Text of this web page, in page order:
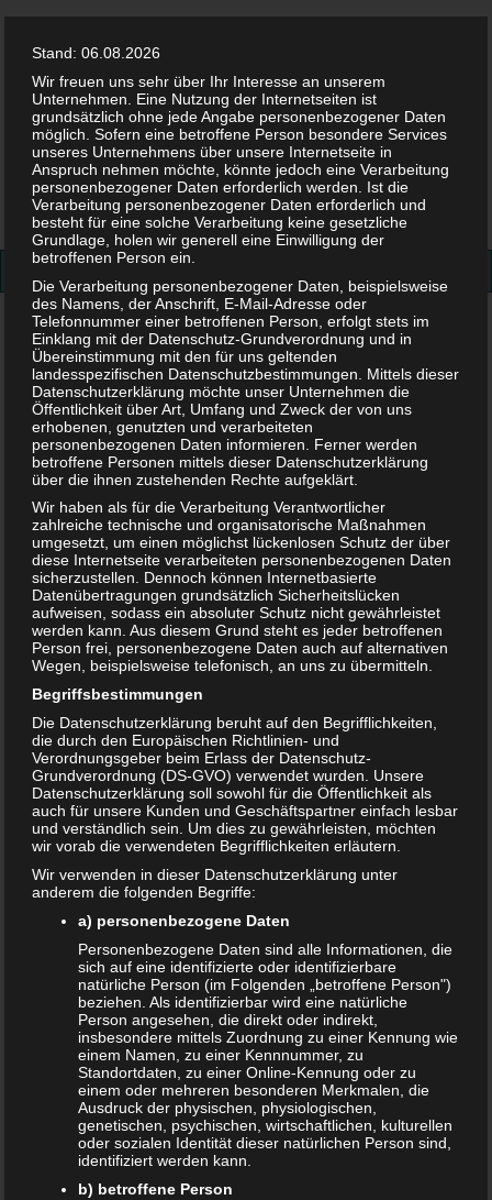
Facebook
Twitter
Suchen
nach:
Wadenkrampf in der Schwangerschaft
Wadenkrampf in der
Schwangerschaft
23. JULI 2018
Bewertung:
Share Post Save
T
i
Redakteur:admin1
Auch interessant:
Beitragsnavigation
← Wadenkrampf in der Schwangerschaft
Schreibe einen Kommentar
Stand: 06.08.2026
Wir freuen uns sehr über Ihr Interesse an unserem
Unternehmen. Eine Nutzung der Internetseiten ist
grundsätzlich ohne jede Angabe personenbezogener Daten
möglich. Sofern eine betroffene Person besondere Services
unseres Unternehmens über unsere Internetseite in
Anspruch nehmen möchte, könnte jedoch eine Verarbeitung
personenbezogener Daten erforderlich werden. Ist die
Verarbeitung personenbezogener Daten erforderlich und
besteht für eine solche Verarbeitung keine gesetzliche
Grundlage, holen wir generell eine Einwilligung der
betroffenen Person ein.
Die Verarbeitung personenbezogener Daten, beispielsweise
des Namens, der Anschrift, E-Mail-Adresse oder
Telefonnummer einer betroffenen Person, erfolgt stets im
Einklang mit der Datenschutz-Grundverordnung und in
Übereinstimmung mit den für uns geltenden
landesspezifischen Datenschutzbestimmungen. Mittels dieser
Datenschutzerklärung möchte unser Unternehmen die
Öffentlichkeit über Art, Umfang und Zweck der von uns
erhobenen, genutzten und verarbeiteten
personenbezogenen Daten informieren. Ferner werden
betroffene Personen mittels dieser Datenschutzerklärung
über die ihnen zustehenden Rechte aufgeklärt.
Wir haben als für die Verarbeitung Verantwortlicher
zahlreiche technische und organisatorische Maßnahmen
umgesetzt, um einen möglichst lückenlosen Schutz der über
diese Internetseite verarbeiteten personenbezogenen Daten
sicherzustellen. Dennoch können Internetbasierte
Datenübertragungen grundsätzlich Sicherheitslücken
aufweisen, sodass ein absoluter Schutz nicht gewährleistet
werden kann. Aus diesem Grund steht es jeder betroffenen
Person frei, personenbezogene Daten auch auf alternativen
Wegen, beispielsweise telefonisch, an uns zu übermitteln.
Begriffsbestimmungen
Die Datenschutzerklärung beruht auf den Begrifflichkeiten,
die durch den Europäischen Richtlinien- und
Verordnungsgeber beim Erlass der Datenschutz-
Grundverordnung (DS-GVO) verwendet wurden. Unsere
Datenschutzerklärung soll sowohl für die Öffentlichkeit als
auch für unsere Kunden und Geschäftspartner einfach lesbar
und verständlich sein. Um dies zu gewährleisten, möchten
wir vorab die verwendeten Begrifflichkeiten erläutern.
Wir verwenden in dieser Datenschutzerklärung unter
anderem die folgenden Begriffe:
a) personenbezogene Daten
Personenbezogene Daten sind alle Informationen, die
sich auf eine identifizierte oder identifizierbare
natürliche Person (im Folgenden „betroffene Person")
beziehen. Als identifizierbar wird eine natürliche
Person angesehen, die direkt oder indirekt,
insbesondere mittels Zuordnung zu einer Kennung wie
einem Namen, zu einer Kennnummer, zu
Standortdaten, zu einer Online-Kennung oder zu
einem oder mehreren besonderen Merkmalen, die
Ausdruck der physischen, physiologischen,
genetischen, psychischen, wirtschaftlichen, kulturellen
oder sozialen Identität dieser natürlichen Person sind,
identifiziert werden kann.
b) betroffene Person